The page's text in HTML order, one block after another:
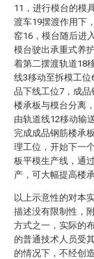
11，进行模台的模
渡车19摆渡作用下
窑16，模台随后进
模台驶出承重式养
着第二摆渡轨道18
线3移动至拆模工
品下线工位7，成
楼承板与模台分离
由轨道线12移动输
完成成品钢筋楼承
理工位，开始下一
板平模生产线，通
产，可大幅提高楼
以上示意性的对本
描述没有限制性，
方式之一，实际的
的普通技术人员受
的情况下，不经创